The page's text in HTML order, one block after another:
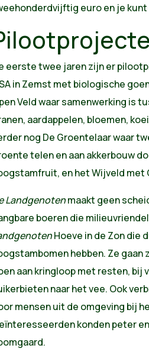
euro en je kunt
eerste twee jaren zijn er
in Zemst met biologische
Veld waar samenwerking is
aardappelen, bloemen,
nog De Groentelaar waar
telen en aan akkerbouw
en het Wijveld met
Landgenotenmaakt geen
boeren die
Hoeve in de Zon die
hebben. Ze
aan kringloop met resten, bij
naar het vee. Ook
mensen uit de omgeving bij
konden peter